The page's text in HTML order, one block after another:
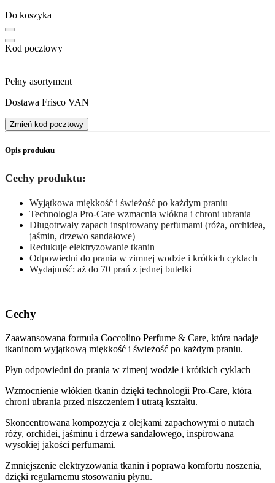
Do koszyka
Kod pocztowy
Pełny asortyment
Dostawa Frisco VAN
Zmień kod pocztowy
Opis produktu
Cechy produktu:
Wyjątkowa miękkość i świeżość po każdym praniu
Technologia Pro-Care wzmacnia włókna i chroni ubrania
Długotrwały zapach inspirowany perfumami (róża, orchidea,
jaśmin, drzewo sandałowe)
Redukuje elektryzowanie tkanin
Odpowiedni do prania w zimnej wodzie i krótkich cyklach
Wydajność: aż do 70 prań z jednej butelki
Cechy
Zaawansowana formuła Coccolino Perfume & Care, która nadaje
tkaninom wyjątkową miękkość i świeżość po każdym praniu.
Płyn odpowiedni do prania w zimenj wodzie i krótkich cyklach
Wzmocnienie włókien tkanin dzięki technologii Pro‑Care, która
chroni ubrania przed niszczeniem i utratą kształtu.
Skoncentrowana kompozycja z olejkami zapachowymi o nutach
róży, orchidei, jaśminu i drzewa sandałowego, inspirowana
wysokiej jakości perfumami.
Zmniejszenie elektryzowania tkanin i poprawa komfortu noszenia,
dzięki regularnemu stosowaniu płynu.